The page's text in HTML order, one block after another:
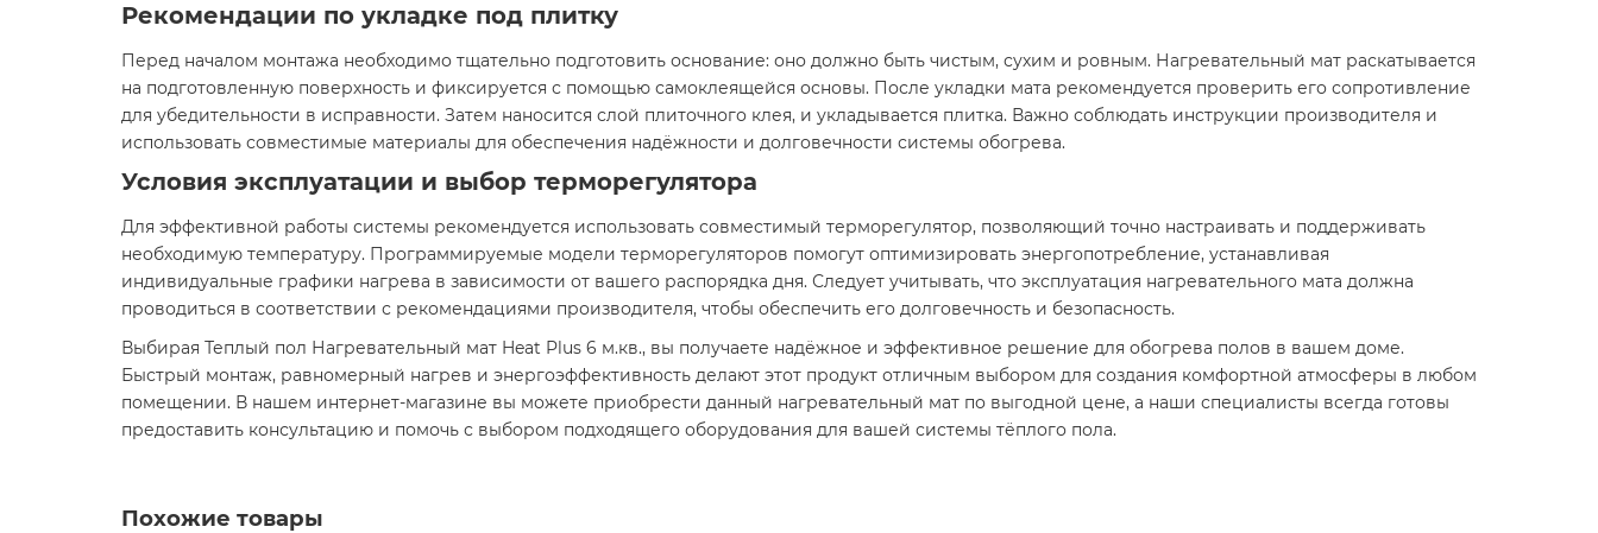
Рекомендации по укладке под плитку
Перед началом монтажа необходимо тщательно подготовить основание: оно должно быть чистым, сухим и ровным. Нагревательный мат раскатывается
на подготовленную поверхность и фиксируется с помощью самоклеящейся основы. После укладки мата рекомендуется проверить его сопротивление
для убедительности в исправности. Затем наносится слой плиточного клея, и укладывается плитка. Важно соблюдать инструкции производителя и
использовать совместимые материалы для обеспечения надёжности и долговечности системы обогрева.​
Условия эксплуатации и выбор терморегулятора
Для эффективной работы системы рекомендуется использовать совместимый терморегулятор, позволяющий точно настраивать и поддерживать
необходимую температуру. Программируемые модели терморегуляторов помогут оптимизировать энергопотребление, устанавливая
индивидуальные графики нагрева в зависимости от вашего распорядка дня. Следует учитывать, что эксплуатация нагревательного мата должна
проводиться в соответствии с рекомендациями производителя, чтобы обеспечить его долговечность и безопасность.​
Выбирая Теплый пол Нагревательный мат Heat Plus 6 м.кв., вы получаете надёжное и эффективное решение для обогрева полов в вашем доме.
Быстрый монтаж, равномерный нагрев и энергоэффективность делают этот продукт отличным выбором для создания комфортной атмосферы в любом
помещении. В нашем интернет-магазине вы можете приобрести данный нагревательный мат по выгодной цене, а наши специалисты всегда готовы
предоставить консультацию и помочь с выбором подходящего оборудования для вашей системы тёплого пола.
Похожие товары